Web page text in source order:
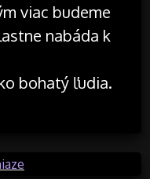
viac budeme
nabáda k
bohatý ľudia.